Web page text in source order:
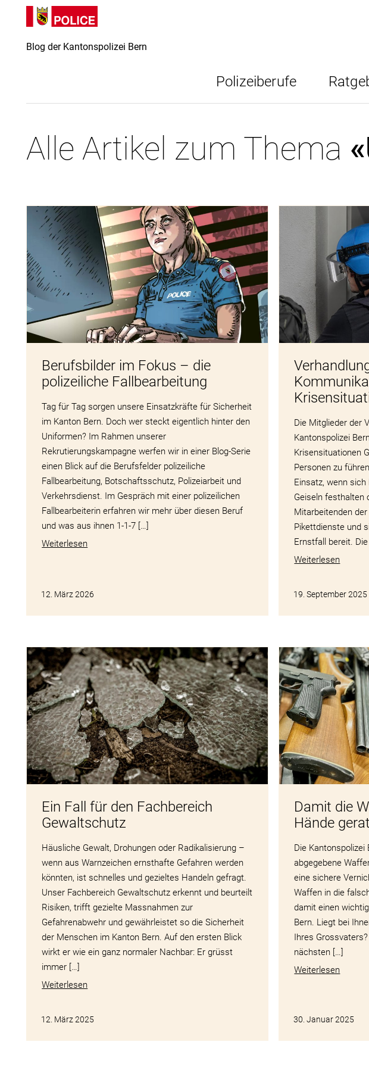
Blog der Kantonspolizei Bern
Polizeiberufe
Alle Artikel zum Thema
Berufsbilder im Fokus – die
polizeiliche Fallbearbeitung
Tag für Tag sorgen unsere Einsatzkräfte für Sicherheit
im Kanton Bern. Doch wer steckt eigentlich hinter den
Uniformen? Im Rahmen unserer
Rekrutierungskampagne werfen wir in einer Blog-Serie
einen Blick auf die Berufsfelder polizeiliche
Fallbearbeitung, Botschaftsschutz, Polizeiarbeit und
Verkehrsdienst. Im Gespräch mit einer polizeilichen
Fallbearbeiterin erfahren wir mehr über diesen Beruf
und was aus ihnen 1-1-7 […]
Weiterlesen
12. März 2026
Die Mitglieder der
Kantonspolizei
Krisensituationen
Personen zu
Einsatz, wenn
Geiseln festhalten
Mitarbeitenden
Pikettdienste und
Ernstfall bereit.
Weiterlesen
19. September 2025
Ein Fall für den Fachbereich
Gewaltschutz
Häusliche Gewalt, Drohungen oder Radikalisierung –
wenn aus Warnzeichen ernsthafte Gefahren werden
könnten, ist schnelles und gezieltes Handeln gefragt.
Unser Fachbereich Gewaltschutz erkennt und beurteilt
Risiken, trifft gezielte Massnahmen zur
Gefahrenabwehr und gewährleistet so die Sicherheit
der Menschen im Kanton Bern. Auf den ersten Blick
wirkt er wie ein ganz normaler Nachbar: Er grüsst
immer […]
Weiterlesen
12. März 2025
Damit die
Hände
Die Kantonspolizei
abgegebene
eine sichere
Waffen in die
damit einen
Bern. Liegt bei
Ihres
nächsten […]
Weiterlesen
30. Januar 2025